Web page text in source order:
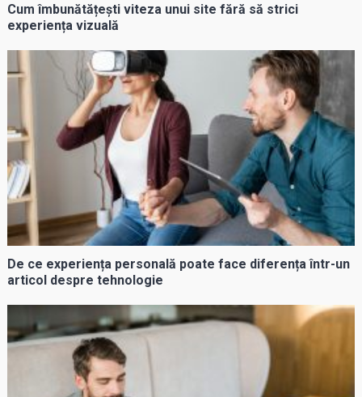
Cum îmbunătățești viteza unui site fără să strici
experiența vizuală
De ce experiența personală poate face diferența într-un
articol despre tehnologie